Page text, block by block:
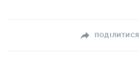
ПОДІЛИТИСЯ